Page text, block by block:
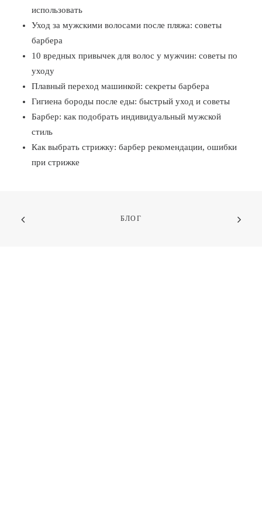
использовать
Уход за мужскими волосами после пляжа: советы
барбера
10 вредных привычек для волос у мужчин: советы по
уходу
Плавный переход машинкой: секреты барбера
Гигиена бороды после еды: быстрый уход и советы
Барбер: как подобрать индивидуальный мужской
стиль
Как выбрать стрижку: барбер рекомендации, ошибки
при стрижке
БЛОГ